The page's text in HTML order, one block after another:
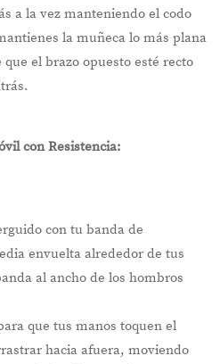
a la vez manteniendo el codo
la muñeca lo más plana
el brazo opuesto esté recto
con Resistencia:
con tu banda de
envuelta alrededor de tus
al ancho de los hombros
que tus manos toquen el
hacia afuera, moviendo